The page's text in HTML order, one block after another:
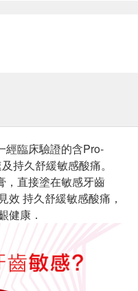
臨床驗證的含Pro-
持久舒緩敏感酸痛。
直接塗在敏感牙齒
效 持久舒緩敏感酸痛，
健康．